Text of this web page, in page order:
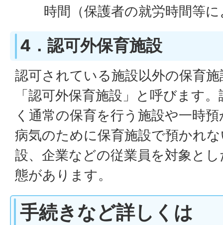
時間（保護者の就労時間等
4．認可外保育施設
認可されている施設以外の保育
「認可外保育施設」と呼びます
く通常の保育を行う施設や一時
病気のために保育施設で預かれ
設、企業などの従業員を対象と
態があります。
手続きなど詳しくは